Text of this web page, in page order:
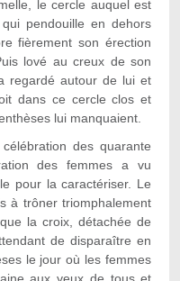
le cercle auquel est
pendouille en dehors
fièrement son érection
lové au creux de son
regardé autour de lui et
dans ce cercle clos et
lui manquaient.
des quarante
des femmes a vu
pour la caractériser. Le
à trôner triomphalement
la croix, détachée de
de disparaître en
le jour où les femmes
aux yeux de tous et